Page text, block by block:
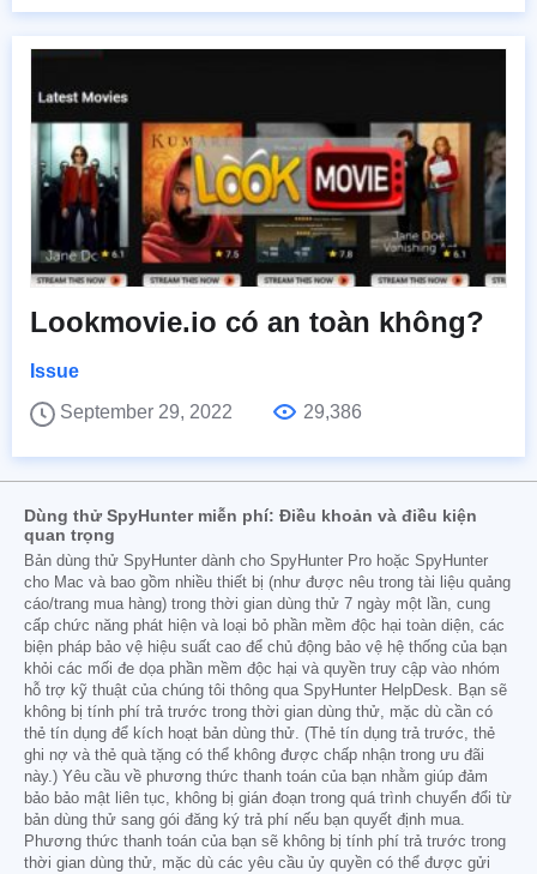
Lookmovie.io có an toàn không?
Issue
September 29, 2022
29,386
Dùng thử SpyHunter miễn phí: Điều khoản và điều kiện
quan trọng
Bản dùng thử SpyHunter dành cho SpyHunter Pro hoặc SpyHunter
cho Mac và bao gồm nhiều thiết bị (như được nêu trong tài liệu quảng
cáo/trang mua hàng) trong thời gian dùng thử 7 ngày một lần, cung
cấp chức năng phát hiện và loại bỏ phần mềm độc hại toàn diện, các
biện pháp bảo vệ hiệu suất cao để chủ động bảo vệ hệ thống của bạn
khỏi các mối đe dọa phần mềm độc hại và quyền truy cập vào nhóm
hỗ trợ kỹ thuật của chúng tôi thông qua SpyHunter HelpDesk. Bạn sẽ
không bị tính phí trả trước trong thời gian dùng thử, mặc dù cần có
thẻ tín dụng để kích hoạt bản dùng thử. (Thẻ tín dụng trả trước, thẻ
ghi nợ và thẻ quà tặng có thể không được chấp nhận trong ưu đãi
này.) Yêu cầu về phương thức thanh toán của bạn nhằm giúp đảm
bảo bảo mật liên tục, không bị gián đoạn trong quá trình chuyển đổi từ
bản dùng thử sang gói đăng ký trả phí nếu bạn quyết định mua.
Phương thức thanh toán của bạn sẽ không bị tính phí trả trước trong
thời gian dùng thử, mặc dù các yêu cầu ủy quyền có thể được gửi